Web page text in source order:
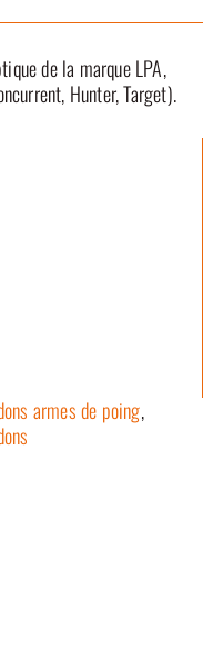
de la marque LPA,
Hunter, Target).
armes de poing,